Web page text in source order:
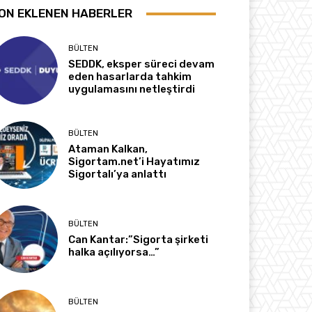
EKLENEN HABERLER
BÜLTEN
SEDDK, eksper süreci devam
eden hasarlarda tahkim
uygulamasını netleştirdi
BÜLTEN
Ataman Kalkan,
Sigortam.net’i Hayatımız
Sigortalı’ya anlattı
BÜLTEN
Can Kantar:”Sigorta şirketi
halka açılıyorsa…”
BÜLTEN